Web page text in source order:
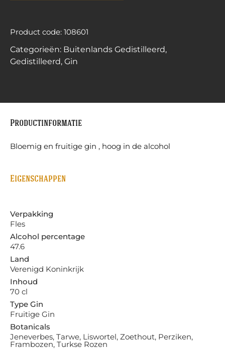
Product code: 108601
Categorieën: Buitenlands Gedistilleerd,
Gedistilleerd, Gin
Productinformatie
Bloemig en fruitige gin , hoog in de alcohol
Eigenschappen
Verpakking
Fles
Alcohol percentage
47.6
Land
Verenigd Koninkrijk
Inhoud
70 cl
Type Gin
Fruitige Gin
Botanicals
Jeneverbes, Tarwe, Liswortel, Zoethout, Perziken,
Frambozen, Turkse Rozen